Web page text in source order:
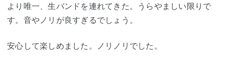
より唯一、生バンドを連れてきた。うらやましい限りで
す。音やノリが良すぎるでしょう。
安心して楽しめました。ノリノリでした。